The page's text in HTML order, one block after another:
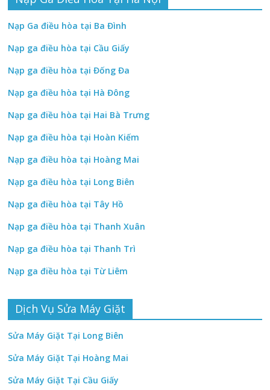
Nạp Ga điều hòa tại Ba Đình
Nạp ga điều hòa tại Cầu Giấy
Nạp ga điều hòa tại Đống Đa
Nạp ga điều hòa tại Hà Đông
Nạp ga điều hòa tại Hai Bà Trưng
Nạp ga điều hòa tại Hoàn Kiếm
Nạp ga điều hòa tại Hoàng Mai
Nạp ga điều hòa tại Long Biên
Nạp ga điều hòa tại Tây Hồ
Nạp ga điều hòa tại Thanh Xuân
Nạp ga điều hòa tại Thanh Trì
Nạp ga điều hòa tại Từ Liêm
Dịch Vụ Sửa Máy Giặt
Sửa Máy Giặt Tại Long Biên
Sửa Máy Giặt Tại Hoàng Mai
Sửa Máy Giặt Tại Cầu Giấy